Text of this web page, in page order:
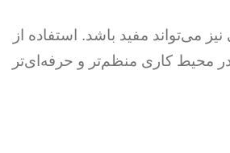
می‌تواند مفید باشد. استفاده از
محیط کاری منظم‌تر و حرفه‌ای‌تر